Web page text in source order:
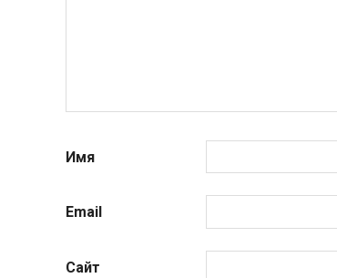
Имя
Email
Сайт